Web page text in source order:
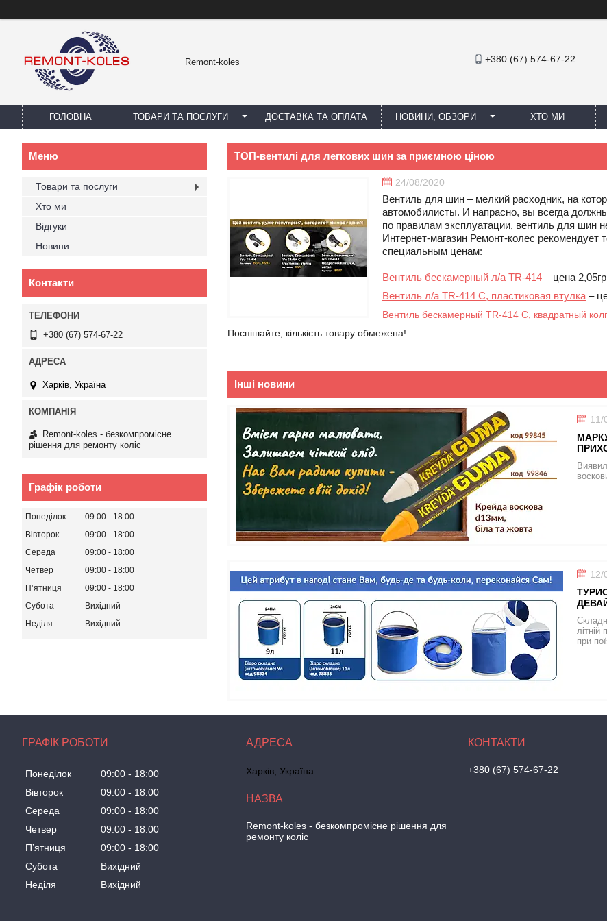
Remont-koles +380 (67) 574-67-22
ГОЛОВНА ТОВАРИ ТА ПОСЛУГИ ДОСТАВКА ТА ОПЛАТА НОВИНИ, ОБЗОРИ ХТО МИ
ТОП-вентилі для легкових шин за приємною ціною
24/08/2020
Вентиль для шин – мелкий расходник, на
автомобилисты. И напрасно, вы всегда
по правилам эксплуатации, вентиль для шин
Интернет-магазин Ремонт-колес
специальным ценам:
Вентиль бескамерный л/а TR-414 – цена
Вентиль л/а TR-414 C, пластиковая втулка –
Вентиль бескамерный TR-414 C , квадратный
Поспішайте, кількість товару обмежена!
Інші новини
11/
12/
літній
при
Товари та послуги
Хто ми
Відгуки
Новини
Контакти
+380 (67) 574-67-22
Харків, Україна
Remont-koles - безкомпромісне
рішення для ремонту коліс
Графік роботи
Понеділок 09:00
18:00
Вівторок
09:00
18:00
Середа
09:00
18:00
Четвер
09:00
18:00
Пʼятниця
09:00
18:00
Субота
Вихідний
Неділя
Вихідний
ГРАФІК РОБОТИ
Понеділок 09:00
18:00
Вівторок
09:00
18:00
Середа
09:00
18:00
Четвер
09:00
18:00
Пʼятниця
09:00
18:00
Субота
Вихідний
Неділя
Вихідний
Харків, Україна
Remont-koles - безкомпромісне рішення для
ремонту коліс
+380 (67) 574-67-22